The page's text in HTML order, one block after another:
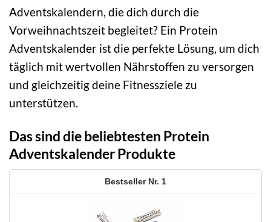
Adventskalendern, die dich durch die
Vorweihnachtszeit begleitet? Ein Protein
Adventskalender ist die perfekte Lösung, um dich
täglich mit wertvollen Nährstoffen zu versorgen
und gleichzeitig deine Fitnessziele zu
unterstützen.
Das sind die beliebtesten Protein
Adventskalender Produkte
1